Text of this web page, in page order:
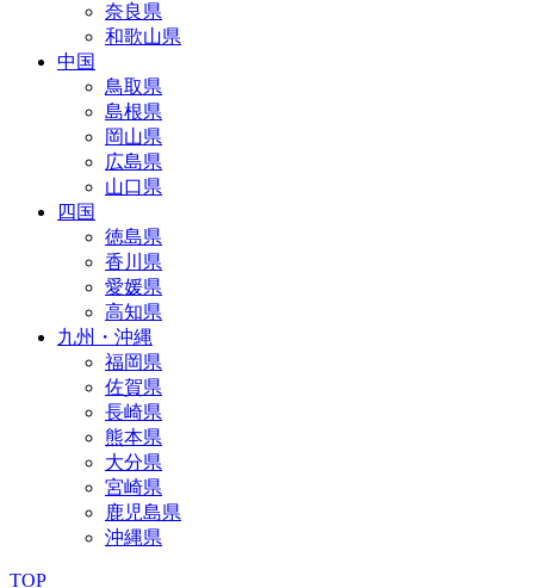
奈良県
和歌山県
中国
鳥取県
島根県
岡山県
広島県
山口県
四国
徳島県
香川県
愛媛県
高知県
九州・沖縄
福岡県
佐賀県
長崎県
熊本県
大分県
宮崎県
鹿児島県
沖縄県
TOP